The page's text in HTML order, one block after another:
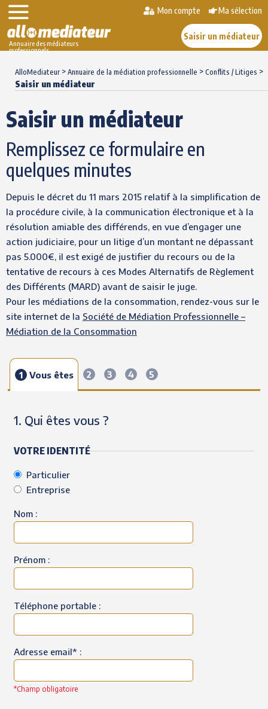
content
Annuaire des médiateurs
professionnels
Mon compte Ma sélection
Saisir un médiateur
AlloMediateur > Annuaire de la médiation professionnelle > Conflits / Litiges >
Saisir un médiateur
Saisir un médiateur
Remplissez ce formulaire en
quelques minutes
Depuis le décret du 11 mars 2015 relatif à la simplification de
la procédure civile, à la communication électronique et à la
résolution amiable des différends, en vue d’engager une
action judiciaire, pour un litige d’un montant ne dépassant
pas 5.000€, il est exigé de justifier du recours ou de la
tentative de recours à ces Modes Alternatifs de Règlement
des Différents (MARD) avant de saisir le juge.
Pour les médiations de la consommation, rendez-vous sur le
site internet de la Société de Médiation Professionnelle –
Médiation de la Consommation
1 Vous êtes 2 3 4 5
1. Qui êtes vous ?
VOTRE IDENTITÉ
Particulier
Entreprise
Nom :
Prénom :
Téléphone portable :
Adresse email* :
*Champ obligatoire